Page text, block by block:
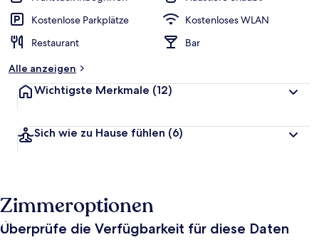
Kostenlose Parkplätze
Kostenloses WLAN
Restaurant
Bar
Alle anzeigen
Wichtigste Merkmale (12)
Sich wie zu Hause fühlen (6)
Zimmeroptionen
Überprüfe die Verfügbarkeit für diese Daten